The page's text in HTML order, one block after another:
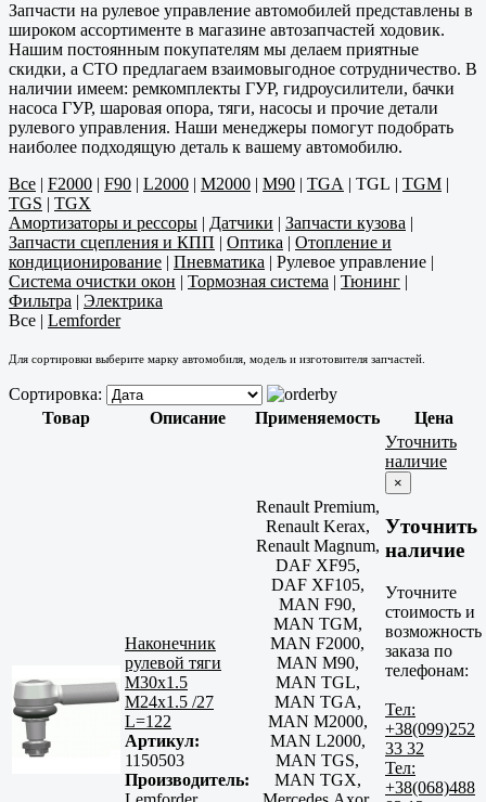
Запчасти на рулевое управление автомобилей представлены в
широком ассортименте в магазине автозапчастей ходовик.
Нашим постоянным покупателям мы делаем приятные
скидки, а СТО предлагаем взаимовыгодное сотрудничество. В
наличии имеем: ремкомплекты ГУР, гидроусилители, бачки
насоса ГУР, шаровая опора, тяги, насосы и прочие детали
рулевого управления. Наши менеджеры помогут подобрать
наиболее подходящую деталь к вашему автомобилю.
Все | F2000 | F90 | L2000 | M2000 | M90 | TGA | TGL | TGM |
TGS | TGX
Амортизаторы и рессоры | Датчики | Запчасти кузова |
Запчасти сцепления и КПП | Оптика | Отопление и
кондиционирование | Пневматика | Рулевое управление |
Система очистки окон | Тормозная система | Тюнинг |
Фильтра | Электрика
Все | Lemforder
Для сортировки выберите марку автомобиля, модель и изготовителя запчастей.
Сортировка:
Товар
Описание Применяемость Цена
Наконечник
рулевой тяги
M30x1.5
M24x1.5 /27
L=122
Артикул:
1150503
Производитель:
Renault Premium,
Renault Kerax,
Renault Magnum,
DAF XF95,
DAF XF105,
MAN F90,
MAN TGM,
MAN F2000,
MAN M90,
MAN TGL,
MAN TGA,
MAN M2000,
MAN L2000,
MAN TGS,
MAN TGX,
Уточнить
наличие
×
Уточнить
наличие
Уточните
стоимость и
возможность
заказа по
телефонам:
Тел:
+38(099)252
33 32
Тел:
+38(068)488